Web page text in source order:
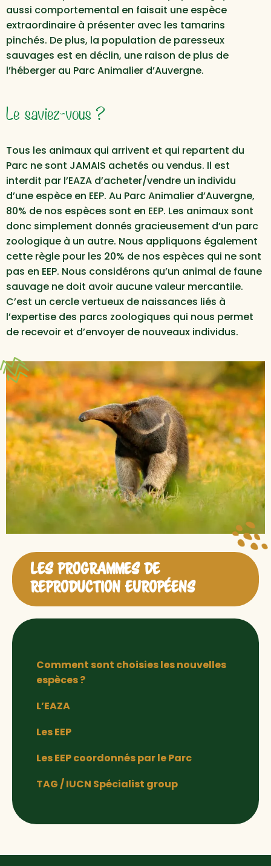
LES PROGRAMMES DE
REPRODUCTION EUROPÉENS
Comment sont choisies les nouvelles
espèces ?
L’EAZA
Les EEP
Les EEP coordonnés par le Parc
TAG / IUCN Spécialist group
aussi comportemental en faisait une espèce
extraordinaire à présenter avec les tamarins
pinchés. De plus, la population de paresseux
sauvages est en déclin, une raison de plus de
l’héberger au Parc Animalier d’Auvergne.
Le saviez-vous ?
Tous les animaux qui arrivent et qui repartent du
Parc ne sont JAMAIS achetés ou vendus. Il est
interdit par l’EAZA d’acheter/vendre un individu
d’une espèce en EEP. Au Parc Animalier d’Auvergne,
80% de nos espèces sont en EEP. Les animaux sont
donc simplement donnés gracieusement d’un parc
zoologique à un autre. Nous appliquons également
cette règle pour les 20% de nos espèces qui ne sont
pas en EEP. Nous considérons qu’un animal de faune
sauvage ne doit avoir aucune valeur mercantile.
C’est un cercle vertueux de naissances liés à
l’expertise des parcs zoologiques qui nous permet
de recevoir et d’envoyer de nouveaux individus.